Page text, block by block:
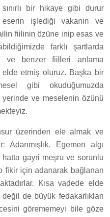
bir hikaye gibi durur
eserin işlediği vakanın ve
fiilinin özüne inip esas ve
farklı şartlarda
ve benzer fiilleri anlama
etmiş oluruz. Başka bir
gibi okuduğumuzda
ve meselenin özünü
üzerinden ele almak ve
Adanmışlık. Egemen algı
gayri meşru ve sorunlu
fikir için adanarak bağlanan
Kısa vadede elde
de büyük fedakarlıkları
görememeyi bile göze